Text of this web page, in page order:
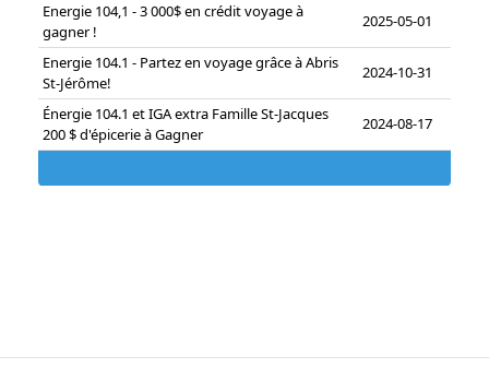
Energie 104,1 - 3 000$ en crédit voyage à
gagner !
2025-05-01
Energie 104.1 - Partez en voyage grâce à Abris
St-Jérôme!
2024-10-31
Énergie 104.1 et IGA extra Famille St-Jacques
200 $ d'épicerie à Gagner
2024-08-17